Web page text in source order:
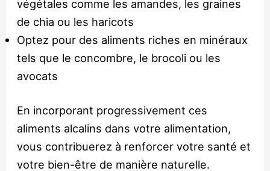
végétales comme les amandes, les graines
de chia ou les haricots
Optez pour des aliments riches en minéraux
tels que le concombre, le brocoli ou les
avocats
En incorporant progressivement ces
aliments alcalins dans votre alimentation,
vous contribuerez à renforcer votre santé et
votre bien-être de manière naturelle.